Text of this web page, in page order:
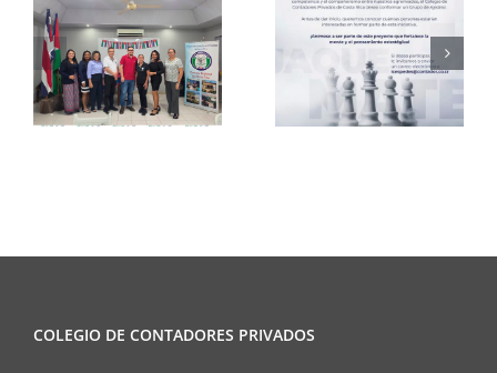
Club de
Ajedrez
CCPCR
Informa
COLEGIO DE CONTADORES PRIVADOS